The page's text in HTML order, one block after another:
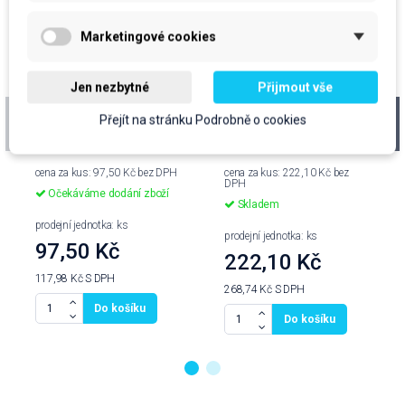
cena za kus: 97,50 Kč bez DPH
Očekáváme dodání zboží
prodejní jednotka: ks
97,50 Kč
117,98 KčS DPH
Do košíku
Výprodej
Držák CLICK&GO,
loketní dávkovač
cena za kus: 222,10 Kč bez
DPH
Skladem
prodejní jednotka: ks
222,10 Kč
268,74 Kč S DPH
Do košíku
Marketingové cookies
Jen nezbytné Přijmout vše
Přejít na stránku Podrobně o cookies